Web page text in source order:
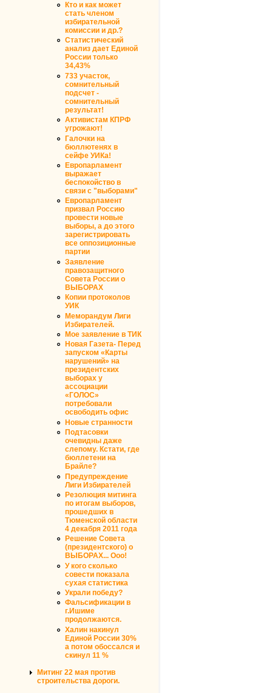
Кто и как может
стать членом
избирательной
комиссии и др.?
Статистический
анализ дает Единой
России только
34,43%
733 участок,
сомнительный
подсчет -
сомнительный
результат!
Активистам КПРФ
угрожают!
Галочки на
бюллютенях в
сейфе УИКа!
Европарламент
выражает
беспокойство в
связи с "выборами"
Европарламент
призвал Россию
провести новые
выборы, а до этого
зарегистрировать
все оппозиционные
партии
Заявление
правозащитного
Совета России о
ВЫБОРАХ
Копии протоколов
УИК
Меморандум Лиги
Избирателей.
Мое заявление в ТИК
Новая Газета- Перед
запуском «Карты
нарушений» на
президентских
выборах у
ассоциации
«ГОЛОС»
потребовали
освободить офис
Новые странности
Подтасовки
очевидны даже
слепому. Кстати, где
бюллетени на
Брайле?
Предупреждение
Лиги Избирателей
Резолюция митинга
по итогам выборов,
прошедших в
Тюменской области
4 декабря 2011 года
Решение Совета
(президентского) о
ВЫБОРАХ... Ооо!
У кого сколько
совести показала
сухая статистика
Украли победу?
Фальсификации в
г.Ишиме
продолжаются.
Халин накинул
Единой России 30%
а потом обоссался и
скинул 11 %
Митинг 22 мая против
строительства дороги.